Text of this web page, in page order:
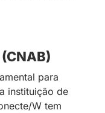
para
instituição de
W tem